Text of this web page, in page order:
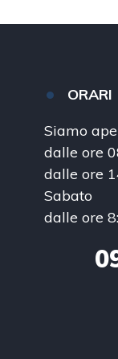
ORARI
Siamo
dalle ore
dalle ore
Sabato
dalle ore